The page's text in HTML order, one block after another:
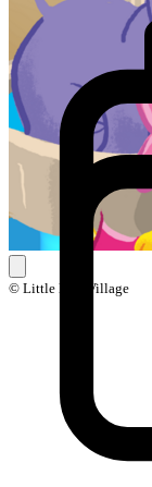
© Little Ball Village